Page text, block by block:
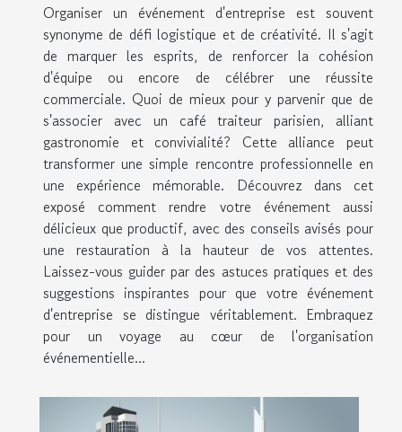
Organiser un événement d'entreprise est souvent
synonyme de défi logistique et de créativité. Il s'agit
de marquer les esprits, de renforcer la cohésion
d'équipe ou encore de célébrer une réussite
commerciale. Quoi de mieux pour y parvenir que de
s'associer avec un café traiteur parisien, alliant
gastronomie et convivialité? Cette alliance peut
transformer une simple rencontre professionnelle en
une expérience mémorable. Découvrez dans cet
exposé comment rendre votre événement aussi
délicieux que productif, avec des conseils avisés pour
une restauration à la hauteur de vos attentes.
Laissez-vous guider par des astuces pratiques et des
suggestions inspirantes pour que votre événement
d'entreprise se distingue véritablement. Embraquez
pour un voyage au cœur de l'organisation
événementielle...